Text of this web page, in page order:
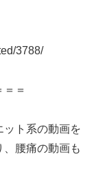
3788/
＝
ット系の動画を
腰痛の動画も